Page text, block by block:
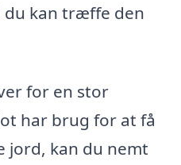
du kan træffe den
for en stor
har brug for at få
jord, kan du nemt